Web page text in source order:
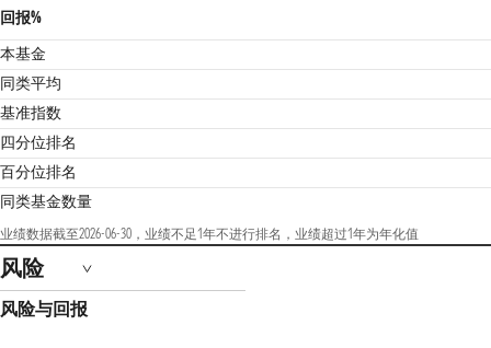
回报%
本基金
同类平均
基准指数
四分位排名
百分位排名
同类基金数量
业绩数据截至2026-06-30，业绩不足1年不进行排名，业绩超过1年为年化值
风险
风险与回报